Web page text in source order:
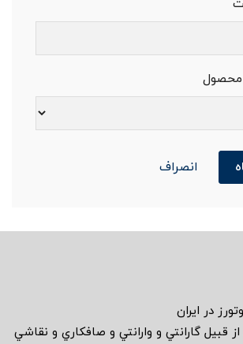
محصول
انصراف
در ايران
قبيل گارانتي و وارانتي و صافكاري و نقاشي